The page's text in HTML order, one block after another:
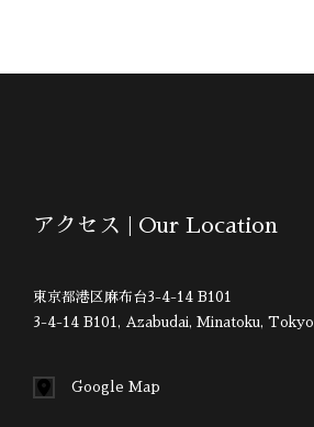
アクセス | Our Location
東京都港区麻布台3-4-14 B101
3-4-14 B101, Azabudai, Minatoku, Tokyo
Google Map